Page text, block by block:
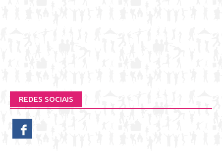
REDES SOCIAIS